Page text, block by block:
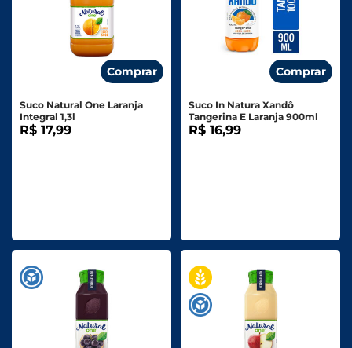
Comprar
Suco Natural One Laranja
Integral 1,3l
R$ 17,99
Comprar
Suco In Natura Xandô
Tangerina E Laranja 900ml
R$ 16,99